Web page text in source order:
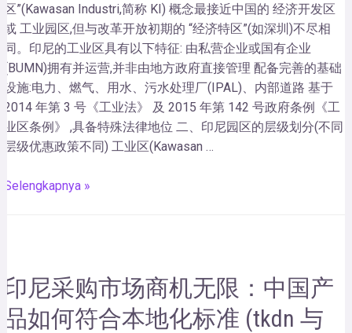
区”(Kawasan Industri,简称 KI) 概念最接近中国的 经济开发区
或 工业园区,但与改革开放初期的 “经济特区”(如深圳)不尽相
同。印尼的工业区具有以下特征: 由私营企业或国有企业
(BUMN)拥有并运营,并非由地方政府直接管理 配备完善的基础
设施:电力、燃气、用水、污水处理厂(IPAL)、内部道路 基于
2014 年第 3 号《工业法》 及 2015 年第 142 号政府条例《工
业区条例》 ,具备特殊法律地位 二、印尼园区的层级划分(不同
层级优惠政策不同) 工业区(Kawasan …
Selengkapnya »
印尼采购市场商机无限：中国产
品如何符合本地化标准 (tkdn 与